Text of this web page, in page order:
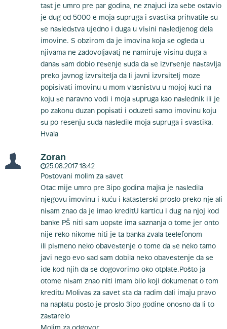
tast je umro pre par godina, ne znajuci iza sebe ostavio
je dug od 5000 e moja supruga i svastika prihvatile su
se nasledstva ujedno i duga u visini nasledjenog dela
imovine. S obzirom da je imovina koja se ogleda u
njivama ne zadovoljavatj ne namiruje visinu duga a
danas sam dobio resenje suda da se izvrsenje nastavlja
preko javnog izvrsitelja da li javni izvrsitelj moze
popisivati imovinu u mom vlasnistvu u mojoj kuci na
koju se naravno vodi i moja supruga kao naslednik ili je
po zakonu duzan popisati i oduzeti samo imovinu koju
su po resenju suda nasledile moja supruga i svastika.
Hvala
Zoran
25.08.2017 18:42
Postovani molim za savet
Otac mije umro pre 3ipo godina majka je nasledila
njegovu imovinu i kuću i katasterski proslo preko nje ali
nisam znao da je imao kreditU karticu i dug na njoj kod
banke PŠ niti sam uopste ima saznanja o tome jer onto
nije reko nikome niti je ta banka zvala teelefonom
ili pismeno neko obavestenje o tome da se neko tamo
javi nego evo sad sam dobila neko obavestenje da se
ide kod njih da se dogovorimo oko otplate.Pošto ja
otome nisam znao niti imam bilo koji dokumenat o tom
kreditu Molivas za savet sta da radim dali imaju pravo
na naplatu posto je proslo 3ipo godine onosno da li to
zastarelo